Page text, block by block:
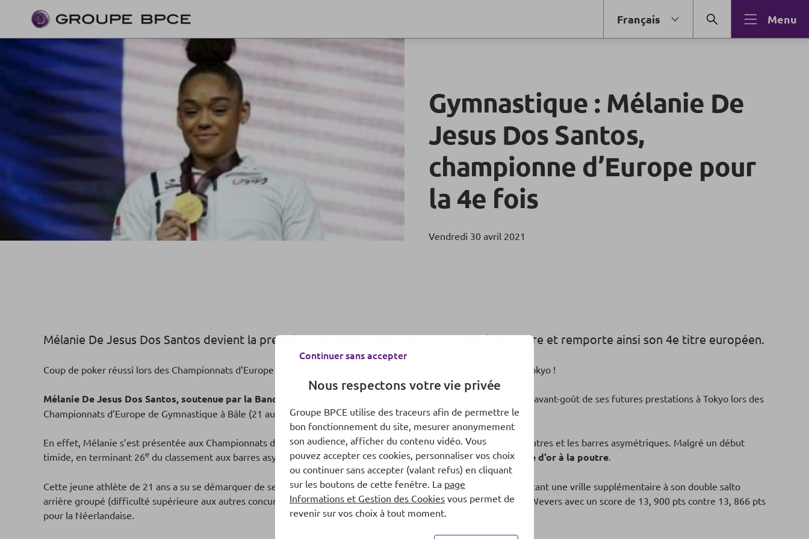
Français Menu
Gymnastique : Mélanie De
Jesus Dos Santos,
championne d’Europe pour
la 4e fois
Vendredi 30 avril 2021
Mélanie De Jesus Dos Santos devient la première française championne d’Europe à la poutre et remporte ainsi son 4e titre européen.
Coup de poker réussi lors des Championnats d’Europe pour Mélanie De Jesus Dos Santos à seulement 3 mois de Tokyo !
Mélanie De Jesus Dos Santos, soutenue par la Banque BCP
dans le cadre du Pacte de Performance, a donné un avant-goût de ses futures prestations à Tokyo lors des
Championnats d’Europe de Gymnastique à Bâle (21 au 25 avril 2021).
En effet, Mélanie s’est présentée aux Championnats d’Europe 2021 en se donnant comme défi deux agrès : les poutres et les barres asymétriques. Malgré un début
timide, en terminant 26e du classement aux barres asymétriques, Mélanie a su rebondir en remportantla médaille d’or à la poutre.
Cette jeune athlète de 21 ans a su se démarquer de ses adversaires grâce à une nouvelle sortie spectaculaire, ajoutant une vrille supplémentaire à son double salto
arrière groupé (difficulté supérieure aux autres concurrentes) et a donc devancé la championne olympique Sanne Wevers avec un score de 13, 900 pts contre 13, 866 pts
pour la Néerlandaise.
Continuer sans accepter
Nous respectons votre vie privée
Groupe BPCE utilise des traceurs afin de permettre le
bon fonctionnement du site, mesurer anonymement
son audience, afficher du contenu vidéo. Vous
pouvez accepter ces cookies, personnaliser vos choix
ou continuer sans accepter (valant refus) en cliquant
sur les boutons de cette fenêtre. La page
Informations et Gestion des Cookies vous permet de
revenir sur vos choix à tout moment.